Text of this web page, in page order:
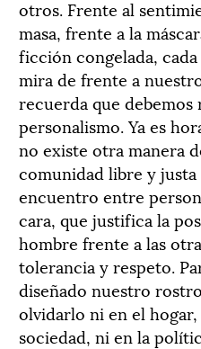
otros. Frente al
masa, frente a la
ficción congelada,
mira de frente a
recuerda que debemos
personalismo. Ya es
no existe otra manera
comunidad libre y justa
encuentro entre
cara, que justifica la
hombre frente a las
tolerancia y respeto.
diseñado nuestro
olvidarlo ni en el
sociedad, ni en la